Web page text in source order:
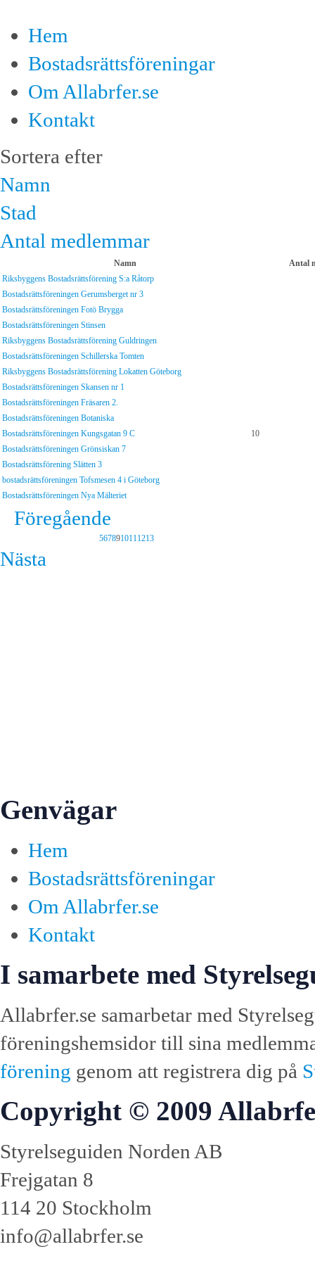
Hem
Bostadsrättsföreningar
Om Allabrfer.se
Kontakt
Sortera efter
Namn
Stad
Antal medlemmar
Namn
Antal
Riksbyggens Bostadsrättsförening S:a Råtorp
Bostadsrättsföreningen Gerumsberget nr 3
Bostadsrättsföreningen Fotö Brygga
Bostadsrättsföreningen Stinsen
Riksbyggens Bostadsrättsförening Guldringen
Bostadsrättsföreningen Schillerska Tomten
Riksbyggens Bostadsrättsförening Lokatten Göteborg
Bostadsrättsföreningen Skansen nr 1
Bostadsrättsföreningen Fräsaren 2.
Bostadsrättsföreningen Botaniska
Bostadsrättsföreningen Kungsgatan 9 C
10
Bostadsrättsföreningen Grönsiskan 7
Bostadsrättsförening Slätten 3
bostadsrättsföreningen Tofsmesen 4 i Göteborg
Bostadsrättsföreningen Nya Mälteriet
Föregående
5678910111213
Nästa
Genvägar
Hem
Bostadsrättsföreningar
Om Allabrfer.se
Kontakt
I samarbete med
Allabrfer.se samarbetar med
föreningshemsidor till sina
förening genom att registrera dig på
Copyright © 2009
Styrelseguiden Norden AB
Frejgatan 8
114 20 Stockholm
info@allabrfer.se